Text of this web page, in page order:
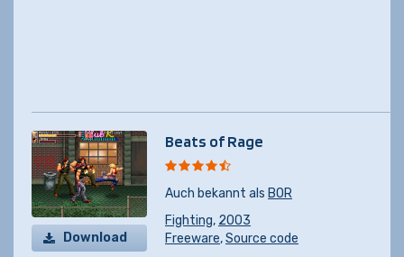
Download
Beats of Rage
Auch bekannt als BOR
Fighting, 2003
Freeware,Source code